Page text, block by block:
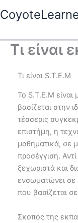
to
Τι είναι
Τι είναι S.T.E.M
Το S.T.E.M είναι
βασίζεται στην
τέσσερις
επιστήμη, η
μαθηματικά, σε
προσέγγιση.
ξεχωριστά και
ενσωματώνει σε
που βασίζεται
Σκοπός της